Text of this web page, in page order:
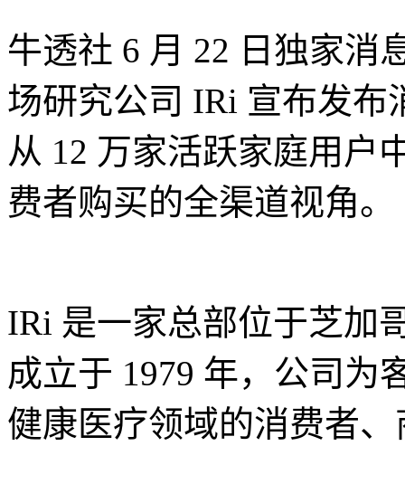
牛透社 6 月 22 日独家消
场研究公司 IRi 宣布发布
从 12 万家活跃家庭用户
费者购买的全渠道视角。
IRi 是一家总部位于芝加
成立于 1979 年，公司为
健康医疗领域的消费者